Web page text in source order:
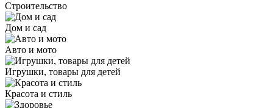
Строительство
Дом и сад
Авто и мото
Игрушки, товары для детей
Красота и стиль